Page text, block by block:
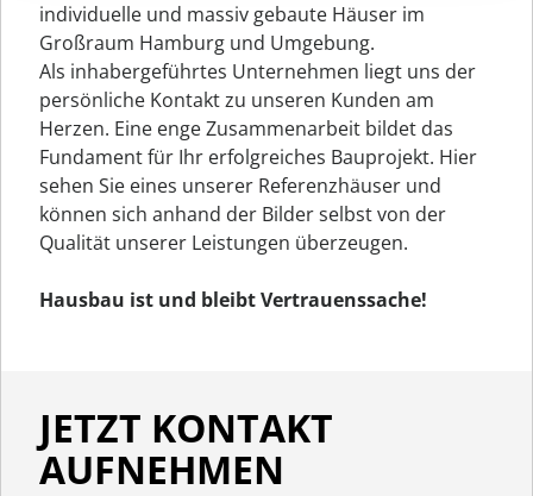
individuelle und massiv gebaute Häuser im
Großraum Hamburg und Umgebung.
Als inhabergeführtes Unternehmen liegt uns der
persönliche Kontakt zu unseren Kunden am
Herzen. Eine enge Zusammenarbeit bildet das
Fundament für Ihr erfolgreiches Bauprojekt. Hier
sehen Sie eines unserer Referenzhäuser und
können sich anhand der Bilder selbst von der
Qualität unserer Leistungen überzeugen.
Hausbau ist und bleibt Vertrauenssache!
JETZT KONTAKT
AUFNEHMEN